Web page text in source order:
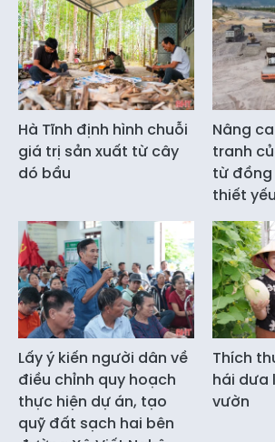
Hà Tĩnh định hình chuỗi
giá trị sản xuất từ cây
dó bầu
Nâng
tranh
từ
thiết yếu
Lấy ý kiến người dân về
điều chỉnh quy hoạch
thực hiện dự án, tạo
quỹ đất sạch hai bên
Thích
hái dưa
vườn